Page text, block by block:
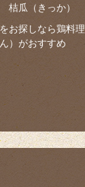
瓜（きっか）
お探しなら鶏料理
）がおすすめ